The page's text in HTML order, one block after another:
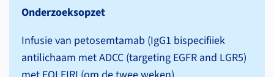
Onderzoeksopzet
Infusie van petosemtamab (IgG1 bispecifiiek
antilichaam met ADCC (targeting EGFR and LGR5)